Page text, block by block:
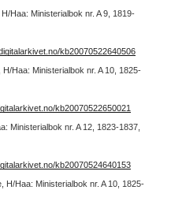
Haa: Ministerialbok nr. A 9, 1819-
kb20070522640506
Haa: Ministerialbok nr. A 10, 1825-
kb20070522650021
Ministerialbok nr. A 12, 1823-1837,
kb20070524640153
H/Haa: Ministerialbok nr. A 10, 1825-